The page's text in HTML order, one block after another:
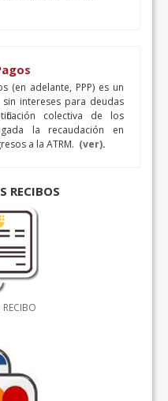
(en adelante, PPP) es un
intereses para deudas
colectiva de los
la recaudación en
a la ATRM. (ver).
RECIBOS